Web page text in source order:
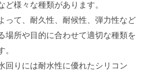
ど様々な種類があります。
って、耐久性、耐候性、弾力性など
場所や目的に合わせて適切な種類を
。
回りには耐水性に優れたシリコン